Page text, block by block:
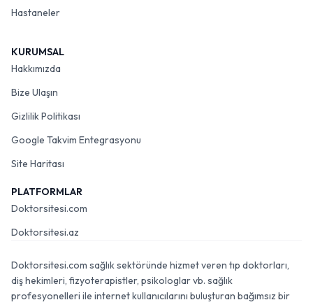
Hastaneler
KURUMSAL
Hakkımızda
Bize Ulaşın
Gizlilik Politikası
Google Takvim Entegrasyonu
Site Haritası
PLATFORMLAR
Doktorsitesi.com
Doktorsitesi.az
Doktorsitesi.com sağlık sektöründe hizmet veren tıp doktorları,
diş hekimleri, fizyoterapistler, psikologlar vb. sağlık
profesyonelleri ile internet kullanıcılarını buluşturan bağımsız bir